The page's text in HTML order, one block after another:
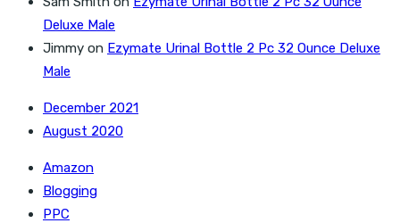
Deluxe Male
Jimmy on Ezymate Urinal Bottle 2 Pc 32 Ounce Deluxe
Male
December 2021
August 2020
Amazon
Blogging
PPC